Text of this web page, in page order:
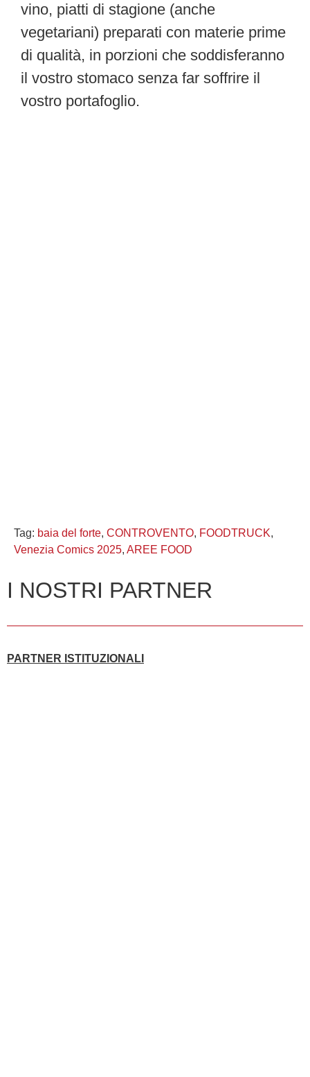
vino, piatti di stagione (anche
vegetariani) preparati con materie prime
di qualità, in porzioni che soddisferanno
il vostro stomaco senza far soffrire il
vostro portafoglio.
Tag: baia del forte, CONTROVENTO, FOODTRUCK,
Venezia Comics 2025, AREE FOOD
I NOSTRI PARTNER
PARTNER ISTITUZIONALI